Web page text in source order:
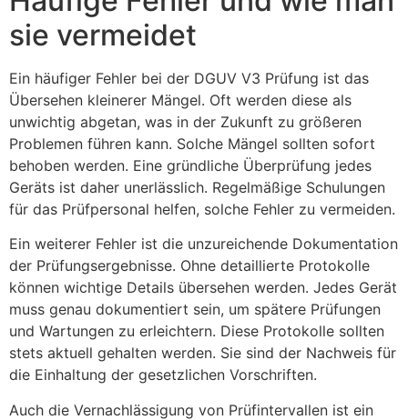
sie vermeidet
Ein häufiger Fehler bei der DGUV V3 Prüfung ist das
Übersehen kleinerer Mängel. Oft werden diese als
unwichtig abgetan, was in der Zukunft zu größeren
Problemen führen kann. Solche Mängel sollten sofort
behoben werden. Eine gründliche Überprüfung jedes
Geräts ist daher unerlässlich. Regelmäßige Schulungen
für das Prüfpersonal helfen, solche Fehler zu vermeiden.
Ein weiterer Fehler ist die unzureichende Dokumentation
der Prüfungsergebnisse. Ohne detaillierte Protokolle
können wichtige Details übersehen werden. Jedes Gerät
muss genau dokumentiert sein, um spätere Prüfungen
und Wartungen zu erleichtern. Diese Protokolle sollten
stets aktuell gehalten werden. Sie sind der Nachweis für
die Einhaltung der gesetzlichen Vorschriften.
Auch die Vernachlässigung von Prüfintervallen ist ein